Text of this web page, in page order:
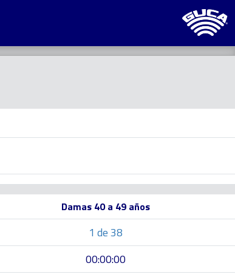
Damas 40 a 49 años
1 de 38
00:00:00